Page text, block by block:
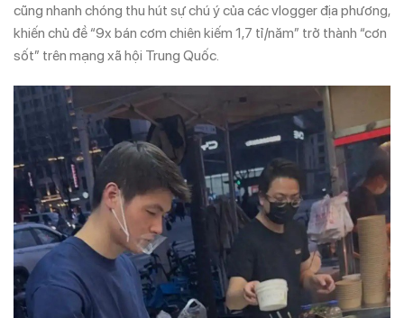
cũng nhanh chóng thu hút sự chú ý của các vlogger địa phương,
khiến chủ đề “9x bán cơm chiên kiếm 1,7 tỉ/năm” trở thành “cơn
sốt” trên mạng xã hội Trung Quốc.